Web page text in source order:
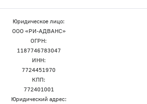
Юридическое лицо:
ООО «РИ-АДВАНС»
ОГРН:
1187746783047
ИНН:
7724451970
КПП:
772401001
Юридический адрес: